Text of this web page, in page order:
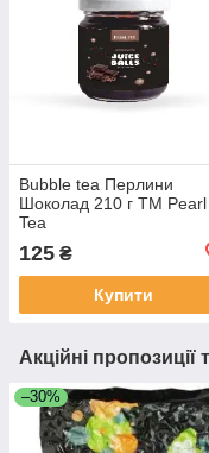
Bubble tea Перлини
Шоколад 210 г ТМ Pearl
Tea
125 ₴
Купити
Акційні пропозиції
–30%